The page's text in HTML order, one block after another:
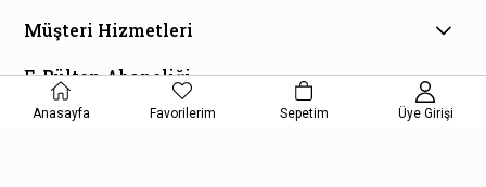
Müşteri Hizmetleri
E-Bülten Aboneliği
Kampanya ve fırsatlardan haberdar olmak için e-bültenimize
kayıt olun!
Anasayfa Favorilerim Sepetim Üye Girişi